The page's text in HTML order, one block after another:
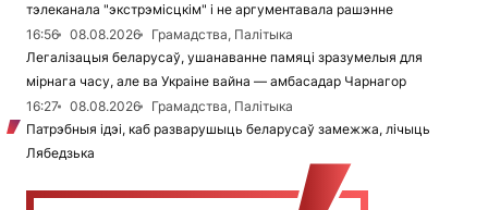
тэлеканала "экстрэмісцкім" і не аргументавала рашэнне
16:56
08.08.2026
Грамадства, Палітыка
Легалізацыя беларусаў, ушанаванне памяці зразумелыя для
мірнага часу, але ва Украіне вайна — амбасадар Чарнагор
16:27
08.08.2026
Грамадства, Палітыка
Патрэбныя ідэі, каб разварушыць беларусаў замежжа, лічыць
Лябедзька